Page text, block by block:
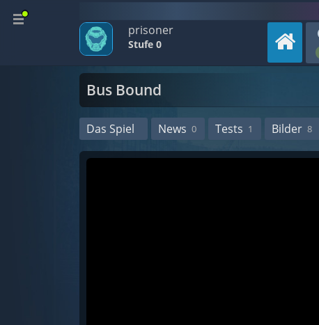
prisoner
Stufe 0
Bus Bound
Das Spiel News 0 Tests 1 Bilder 8